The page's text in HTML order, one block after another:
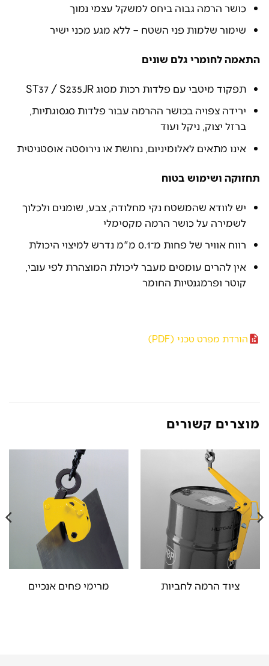
כושר הרמה גבוה ביחס למשקל עצמי נמוך
שימור שלמות פני השטח – ללא מגע מכני ישיר
התאמה לחומרי גלם שונים
תפקוד מיטבי עם פלדות רכות מסוג ST37 / S235JR
ירידה צפויה בכושר ההרמה עבור פלדות סגסוגתיות,
ברזל יצוק, ניקל ועוד
אינו מתאים לאלומיניום, נחושת או נירוסטה אוסטניטית
תחזוקה ושימוש בטוח
יש לוודא שהמשטח נקי מחלודה, צבע, שומנים ולכלוך
לשמירה על כושר הרמה מקסימלי
רווח אוויר של פחות מ־0.1 מ"מ נדרש למיצוי היכולת
אין להרים עומסים מעבר ליכולת המוצהרת לפי עובי,
קוטר ופרמגנטיות החומר
הורדת מפרט טכני (PDF)
מוצרים קשורים
ציוד הרמה לחביות מרימי פחים אנכיים